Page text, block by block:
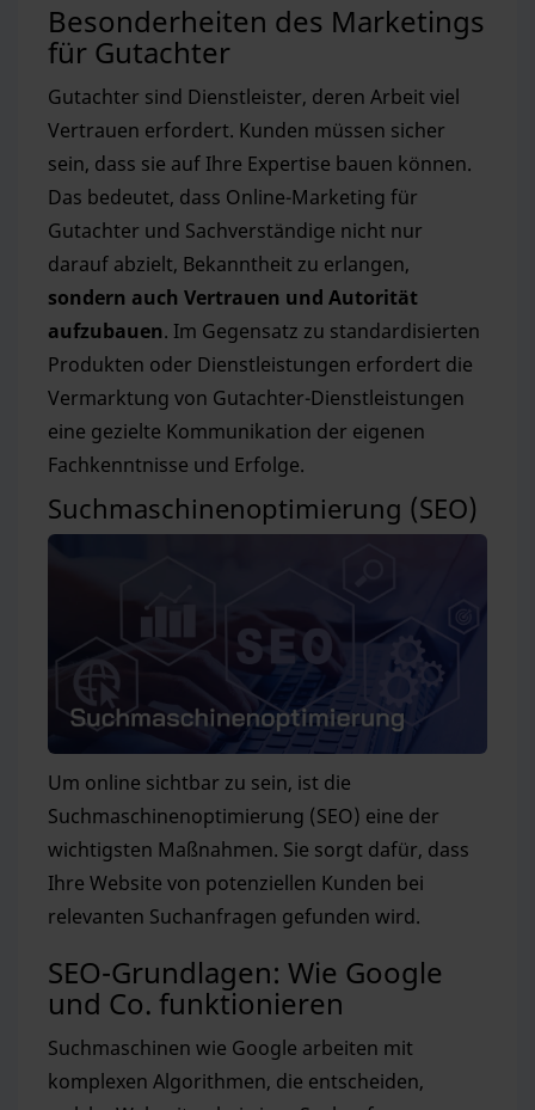
Besonderheiten des Marketings
für Gutachter
Gutachter sind Dienstleister, deren Arbeit viel
Vertrauen erfordert. Kunden müssen sicher
sein, dass sie auf Ihre Expertise bauen können.
Das bedeutet, dass Online-Marketing für
Gutachter und Sachverständige nicht nur
darauf abzielt, Bekanntheit zu erlangen,
sondern auch Vertrauen und Autorität
aufzubauen. Im Gegensatz zu standardisierten
Produkten oder Dienstleistungen erfordert die
Vermarktung von Gutachter-Dienstleistungen
eine gezielte Kommunikation der eigenen
Fachkenntnisse und Erfolge.
Suchmaschinenoptimierung (SEO)
Um online sichtbar zu sein, ist die
Suchmaschinenoptimierung (SEO) eine der
wichtigsten Maßnahmen. Sie sorgt dafür, dass
Ihre Website von potenziellen Kunden bei
relevanten Suchanfragen gefunden wird.
SEO-Grundlagen: Wie Google
und Co. funktionieren
Suchmaschinen wie Google arbeiten mit
komplexen Algorithmen, die entscheiden,